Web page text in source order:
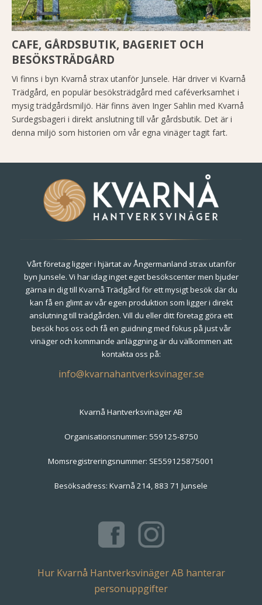
CAFE, GÅRDSBUTIK, BAGERIET OCH
BESÖKSTRÄDGÅRD
Vi finns i byn Kvarnå strax utanför Junsele. Här driver vi Kvarnå
Trädgård, en populär besöksträdgård med caféverksamhet i
mysig trädgårdsmiljö. Här finns även Inger Sahlin med Kvarnå
Surdegsbageri i direkt anslutning till vår gårdsbutik. Det är i
denna miljö som historien om vår egna vinäger tagit fart.
Vårt företag ligger i hjärtat av Ångermanland strax utanför
byn Junsele. Vi har idag inget eget besökscenter men bjuder
gärna in dig till Kvarnå Trädgård för ett mysigt besök där du
kan få en glimt av vår egen produktion som ligger i direkt
anslutning till trädgården. Vill du eller ditt företag göra ett
besök hos oss och få en guidning med fokus på just vår
vinäger och kommande anläggning är du välkommen att
kontakta oss på:
Kvarnå Hantverksvinäger AB
Organisationsnummer: 559125-8750
Momsregistreringsnummer: SE559125875001
Besöksadress: Kvarnå 214, 883 71 Junsele
Hur Kvarnå Hantverksvinäger AB hanterar
personuppgifter